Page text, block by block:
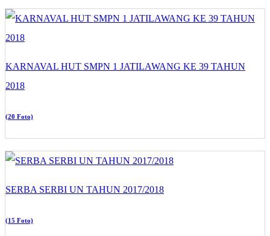
KARNAVAL HUT SMPN 1 JATILAWANG KE 39 TAHUN
2018
(20 Foto)
SERBA SERBI UN TAHUN 2017/2018
(15 Foto)